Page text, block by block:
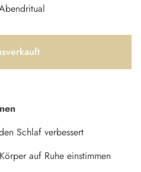
Schlaf verbessert
auf Ruhe einstimmen